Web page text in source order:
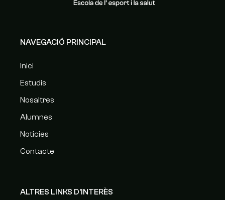
NAVEGACIÓ PRINCIPAL
Inici
Estudis
Nosaltres
Alumnes
Noticies
Contacte
ALTRES LINKS D'INTERÈS